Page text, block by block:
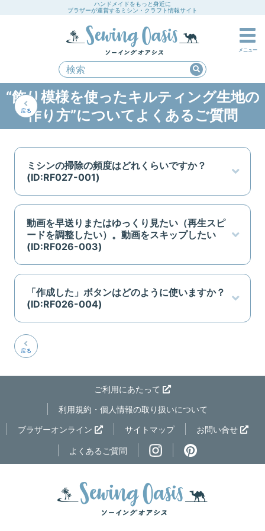
ハンドメイドをもっと身近に
ブラザーが運営するミシン・クラフト情報サイト
メニュー
戻る
“飾り模様を使ったキルティング生地の
作り方”についてよくあるご質問
ミシンの掃除の頻度はどれくらいですか？
(ID:RF027-001)
動画を早送りまたはゆっくり見たい（再生スピ
ードを調整したい）。動画をスキップしたい
(ID:RF026-003)
「作成した」ボタンはどのように使いますか？
(ID:RF026-004)
戻る
ご利用にあたって
利用規約・個人情報の取り扱いについて
ブラザーオンライン
サイトマップ お問い合せ
よくあるご質問
ページの先